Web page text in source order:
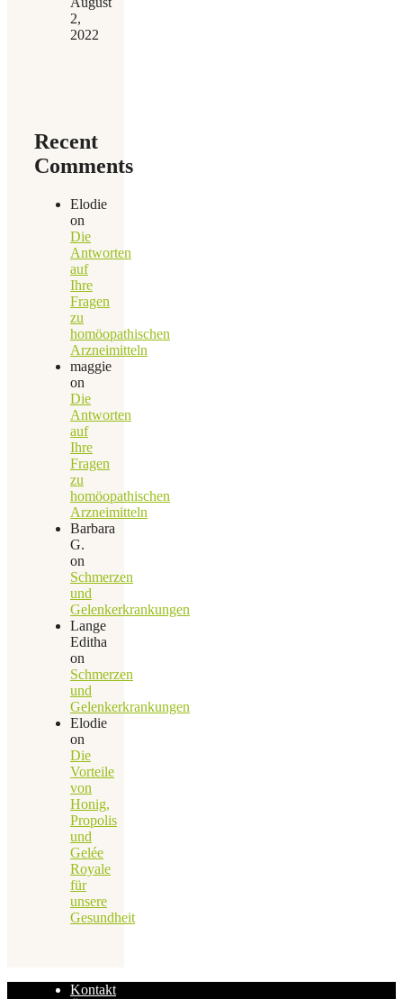
2,
2022
Recent
Comments
Elodie
on
Die
Antworten
auf
Ihre
Fragen
zu
homöopathischen
Arzneimitteln
maggie
on
Die
Antworten
auf
Ihre
Fragen
zu
homöopathischen
Arzneimitteln
Barbara
G.
on
Schmerzen
und
Gelenkerkrankungen
Lange
Editha
on
Schmerzen
und
Gelenkerkrankungen
Elodie
on
Die
Vorteile
von
Honig,
Propolis
und
Gelée
Royale
für
unsere
Gesundheit
Kontakt